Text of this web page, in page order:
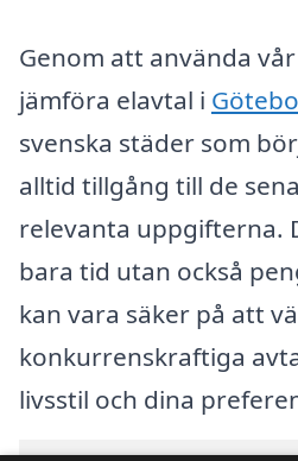
Genom att använda
jämföra elavtal i
svenska städer som
alltid tillgång till de
relevanta uppgifterna.
bara tid utan också
kan vara säker på att
konkurrenskraftiga
livsstil och dina